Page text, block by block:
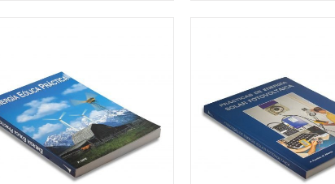
AÑADIR AL CARRITO
/
DETALLES
AÑADIR AL